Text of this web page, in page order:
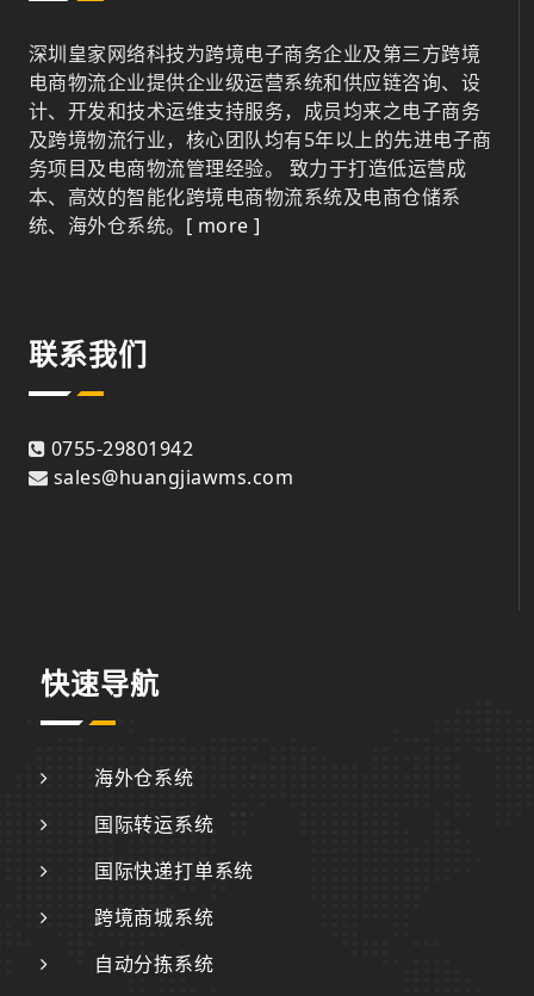
深圳皇家网络科技为跨境电子商务企业及第三方跨境
电商物流企业提供企业级运营系统和供应链咨询、设
计、开发和技术运维支持服务，成员均来之电子商务
及跨境物流行业，核心团队均有5年以上的先进电子商
务项目及电商物流管理经验。 致力于打造低运营成
本、高效的智能化跨境电商物流系统及电商仓储系
统、海外仓系统。 [ more ]
联系我们
0755-29801942
sales@huangjiawms.com
快速导航
海外仓系统
国际转运系统
国际快递打单系统
跨境商城系统
自动分拣系统